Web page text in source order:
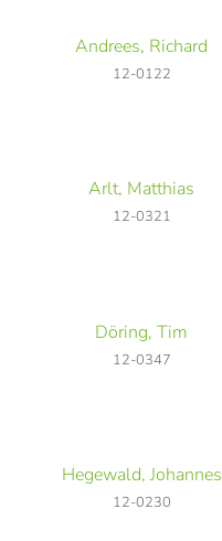
Andrees, Richard
12-0122
Arlt, Matthias
12-0321
Döring, Tim
12-0347
Hegewald, Johannes
12-0230